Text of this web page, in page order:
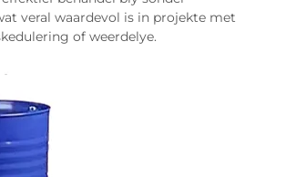
veral waardevol is in projekte met
of weerdelye.